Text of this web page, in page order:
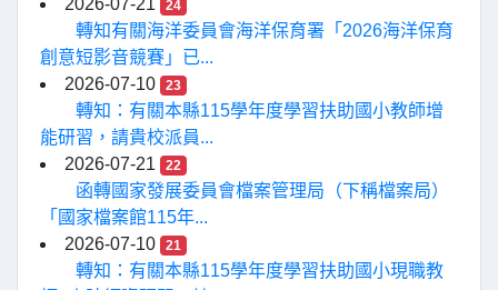
2026-07-21
24
轉知有關海洋委員會海洋保育署「2026海洋保育
創意短影音競賽」已...
2026-07-10
23
轉知：有關本縣115學年度學習扶助國小教師增
能研習，請貴校派員...
2026-07-21
22
函轉國家發展委員會檔案管理局（下稱檔案局）
「國家檔案館115年...
2026-07-10
21
轉知：有關本縣115學年度學習扶助國小現職教